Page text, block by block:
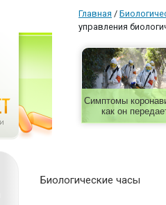
Главная /
управления
Симптомы
как он
Биологические часы